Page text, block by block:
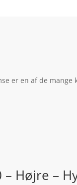
er en af de
– Højre –